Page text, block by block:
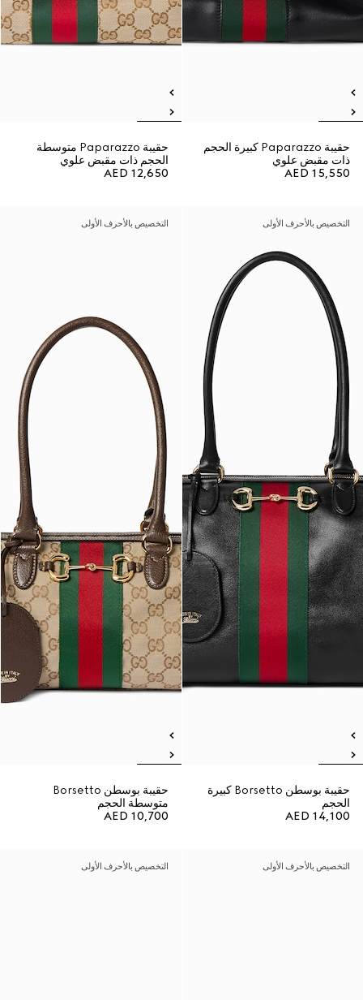
حقيبة Paparazzo كبيرة الحجم
ذات مقبض علوي
AED 15,550
حقيبة Paparazzo متوسطة
الحجم ذات مقبض علوي
AED 12,650
التخصيص بالأحرف الأولى
حقيبة بوسطن Borsetto كبيرة
الحجم
AED 14,100
التخصيص بالأحرف الأولى
حقيبة بوسطن Borsetto
متوسطة الحجم
AED 10,700
التخصيص بالأحرف الأولى التخصيص بالأحرف الأولى